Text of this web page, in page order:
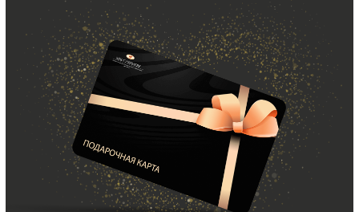
Ваш e-mail
Подписаться